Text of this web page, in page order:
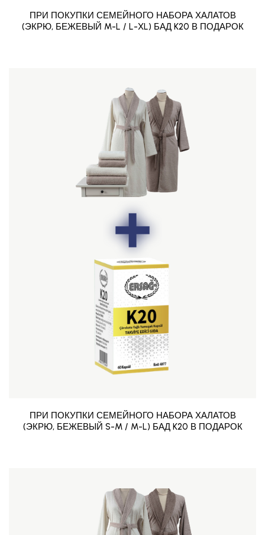
ПРИ ПОКУПКИ СЕМЕЙНОГО НАБОРА ХАЛАТОВ
(ЭКРЮ, БЕЖЕВЫЙ M-L / L-XL) БАД K20 В ПОДАРОК
ПРИ ПОКУПКИ СЕМЕЙНОГО НАБОРА ХАЛАТОВ
(ЭКРЮ, БЕЖЕВЫЙ S-M / M-L) БАД K20 В ПОДАРОК